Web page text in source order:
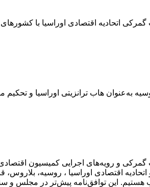
گمرکی اتحادیه اقتصادی اوراسیا با
به‌عنوان هاب ترانزیتی اوراسیا و
و رویه‌های اجرایی کمیسیون
اقتصادی اوراسیا ، روسیه،
هستیم. این توافق‌نامه پیش‌تر در مجلس